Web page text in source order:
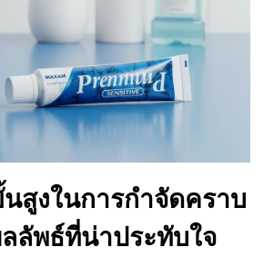
สูงในการกำจัดคราบ
ลัพธ์ที่น่าประทับใจ